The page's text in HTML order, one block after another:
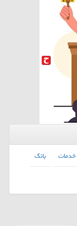
خدمات
بانك